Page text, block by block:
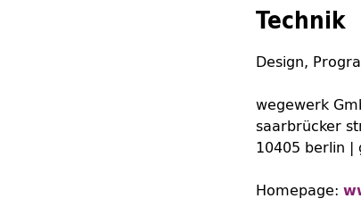
Technik
Design,
wegewerk
saarbrücker
10405 berlin |
Homepage: